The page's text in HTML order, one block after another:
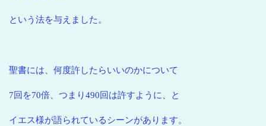
という法を与えました。
聖書には、何度許したらいいのかについて
7回を70倍、つまり490回は許すように、と
イエス様が語られているシーンがあります。